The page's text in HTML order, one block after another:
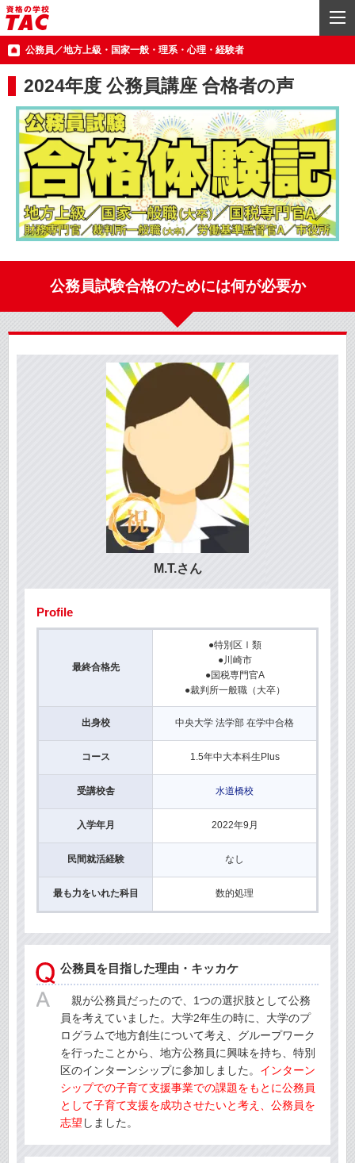
公務員／地方上級・国家一般・理系・心理・経験者
2024年度 公務員講座 合格者の声
公務員試験合格のためには何が必要か
M.T.さん
Profile
最終合格先
●特別区Ⅰ類
●川崎市
●国税専門官A
●裁判所一般職（大卒）
出身校 中央大学 法学部 在学中合格
コース 1.5年中大本科生Plus
受講校舎 水道橋校
入学年月 2022年9月
民間就活経験 なし
最も力をいれた科目 数的処理
公務員を目指した理由・キッカケ
親が公務員だったので、1つの選択肢として公務
員を考えていました。大学2年生の時に、大学のプ
ログラムで地方創生について考え、グループワーク
を行ったことから、地方公務員に興味を持ち、特別
区のインターンシップに参加しました。 インターン
シップでの子育て支援事業での課題をもとに公務員
として子育て支援を成功させたいと考え、公務員を
志望 しました。